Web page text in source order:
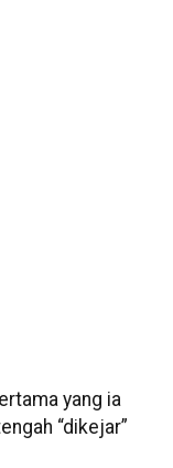
yang ia
“dikejar”